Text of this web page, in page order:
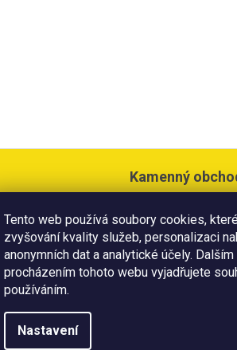
Tento web používá soubory cookies,
zvyšování kvality služeb, personalizaci
anonymních dat a analytické účely. Dalším
procházením tohoto webu vyjadřujete
používáním.
Nastavení
Kamenný
Litoměřice
Otevírací doba:
Po-Pá: 8:30 - 17:00